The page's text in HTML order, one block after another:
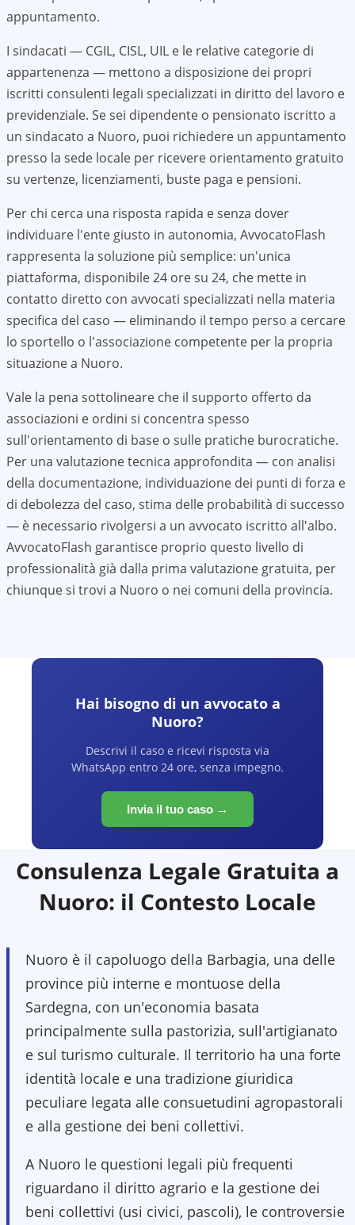
appuntamento.
I sindacati — CGIL, CISL, UIL e le relative categorie di
appartenenza — mettono a disposizione dei propri
iscritti consulenti legali specializzati in diritto del lavoro e
previdenziale. Se sei dipendente o pensionato iscritto a
un sindacato a Nuoro, puoi richiedere un appuntamento
presso la sede locale per ricevere orientamento gratuito
su vertenze, licenziamenti, buste paga e pensioni.
Per chi cerca una risposta rapida e senza dover
individuare l'ente giusto in autonomia, AvvocatoFlash
rappresenta la soluzione più semplice: un'unica
piattaforma, disponibile 24 ore su 24, che mette in
contatto diretto con avvocati specializzati nella materia
specifica del caso — eliminando il tempo perso a cercare
lo sportello o l'associazione competente per la propria
situazione a Nuoro.
Vale la pena sottolineare che il supporto offerto da
associazioni e ordini si concentra spesso
sull'orientamento di base o sulle pratiche burocratiche.
Per una valutazione tecnica approfondita — con analisi
della documentazione, individuazione dei punti di forza e
di debolezza del caso, stima delle probabilità di successo
— è necessario rivolgersi a un avvocato iscritto all'albo.
AvvocatoFlash garantisce proprio questo livello di
professionalità già dalla prima valutazione gratuita, per
chiunque si trovi a Nuoro o nei comuni della provincia.
Hai bisogno di un avvocato a
Nuoro?
Descrivi il caso e ricevi risposta via
WhatsApp entro 24 ore, senza impegno.
Invia il tuo caso →
Consulenza Legale Gratuita a
Nuoro: il Contesto Locale
Nuoro è il capoluogo della Barbagia, una delle
province più interne e montuose della
Sardegna, con un'economia basata
principalmente sulla pastorizia, sull'artigianato
e sul turismo culturale. Il territorio ha una forte
identità locale e una tradizione giuridica
peculiare legata alle consuetudini agropastorali
e alla gestione dei beni collettivi.
A Nuoro le questioni legali più frequenti
riguardano il diritto agrario e la gestione dei
beni collettivi (usi civici, pascoli), le controversie